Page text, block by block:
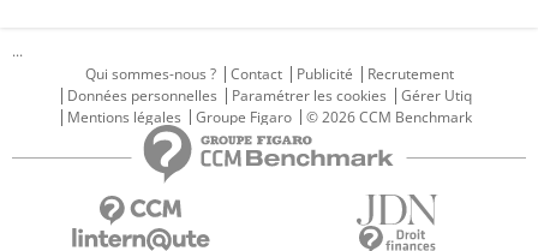
...
Qui sommes-nous ?
Contact Publicité
Recrutement
Données personnelles
Paramétrer les cookies
Gérer Utiq
Mentions légales
Groupe Figaro © 2026 CCM Benchmark